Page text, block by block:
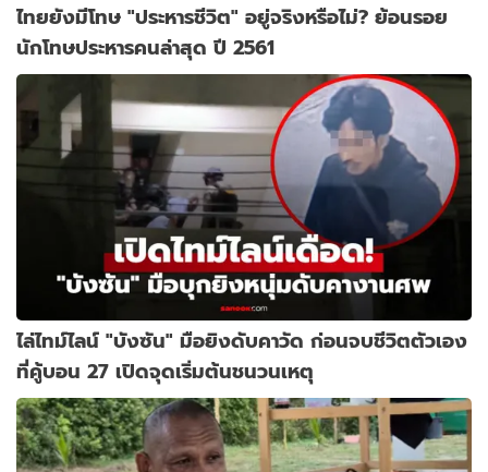
ไทยยังมีโทษ "ประหารชีวิต" อยู่จริงหรือไม่? ย้อนรอย
นักโทษประหารคนล่าสุด ปี 2561
ไล่ไทม์ไลน์ "บังซัน" มือยิงดับคาวัด ก่อนจบชีวิตตัวเอง
ที่คู้บอน 27 เปิดจุดเริ่มต้นชนวนเหตุ